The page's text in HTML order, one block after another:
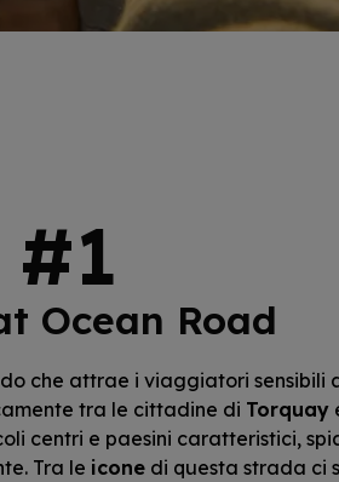
Ocean Road
che attrae i viaggiatori sensibili
tra le cittadine di Torquay
centri e paesini caratteristici,
Tra le icone di questa strada ci